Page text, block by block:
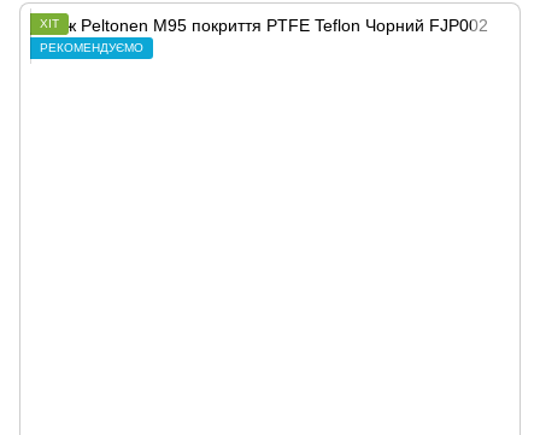
ХІТ
РЕКОМЕНДУЄМО